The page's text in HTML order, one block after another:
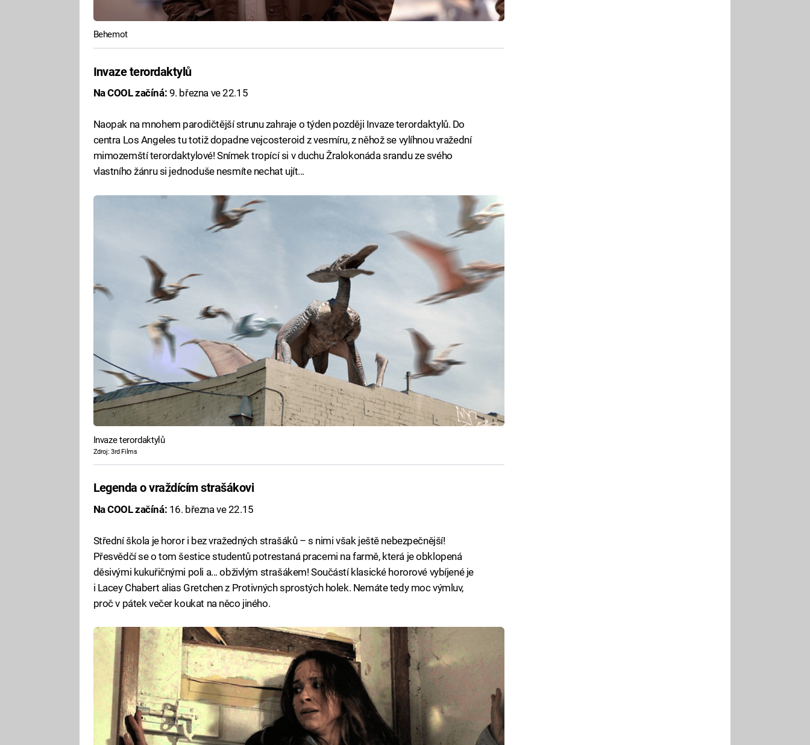
Behemot
Invaze terordaktylů
Na COOL začíná: 9. března ve 22.15
Naopak na mnohem parodičtější strunu zahraje o týden později Invaze terordaktylů. Do
centra Los Angeles tu totiž dopadne vejcosteroid z vesmíru, z něhož se vylíhnou vražední
mimozemští terordaktylové! Snímek tropící si v duchu Žralokonáda srandu ze svého
vlastního žánru si jednoduše nesmíte nechat ujít...
Invaze terordaktylů
Zdroj: 3rd Films
Legenda o vraždícím strašákovi
Na COOL začíná: 16. března ve 22.15
Střední škola je horor i bez vražedných strašáků – s nimi však ještě nebezpečnější!
Přesvědčí se o tom šestice studentů potrestaná pracemi na farmě, která je obklopená
děsivými kukuřičnými poli a... obživlým strašákem! Součástí klasické hororové vybíjené je
i Lacey Chabert alias Gretchen z Protivných sprostých holek. Nemáte tedy moc výmluv,
proč v pátek večer koukat na něco jiného.